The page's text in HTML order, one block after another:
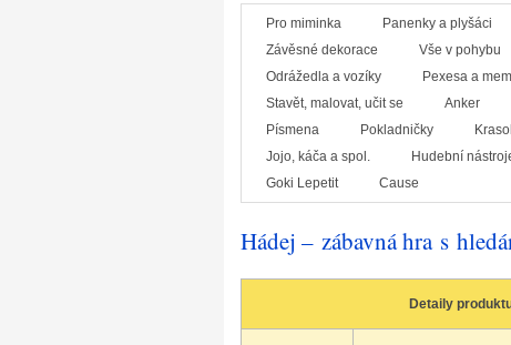
Pro miminka Panenky a plyšáci
Závěsné dekorace
Vše v pohybu
Odrážedla a vozíky
Pexesa a
Stavět, malovat, učit se
Anker
Písmena
Pokladničky
Jojo, káča a spol.
Hudební
Goki Lepetit
Cause
Hádej – zábavná hra s
Detaily